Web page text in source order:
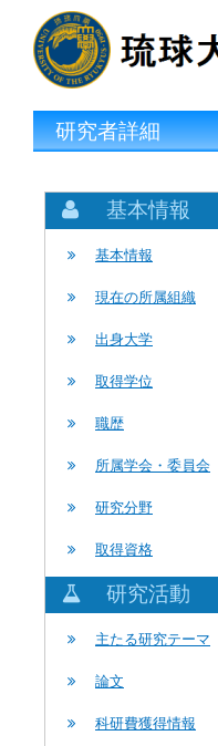
研究者詳細
基本情報
基本情報
現在の所属組織
出身大学
取得学位
職歴
所属学会・委員会
研究分野
取得資格
研究活動
主たる研究テーマ
論文
科研費獲得情報